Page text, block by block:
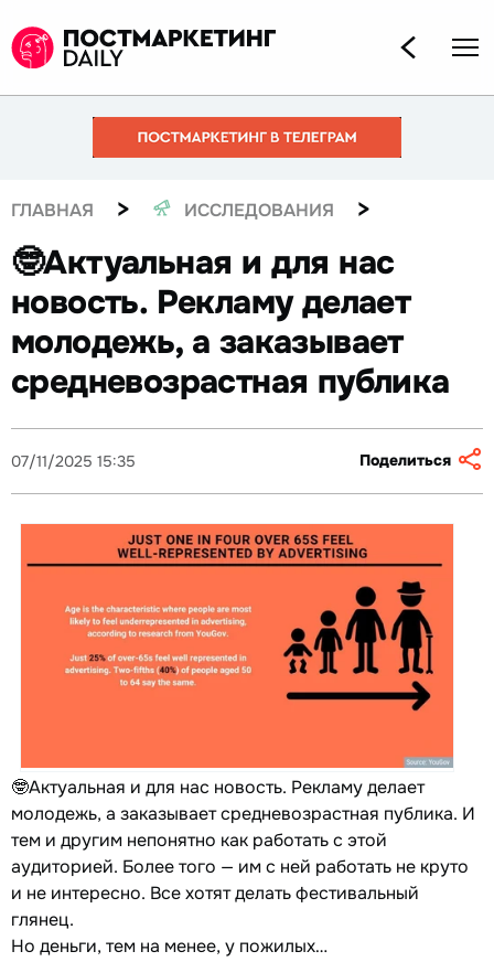
ГЛАВНАЯ > ИССЛЕДОВАНИЯ >
🤓Актуальная и для нас
новость. Рекламу делает
молодежь, а заказывает
средневозрастная публика
07/11/2025 15:35 Поделиться
🤓Актуальная и для нас новость. Рекламу делает
молодежь, а заказывает средневозрастная публика. И
тем и другим непонятно как работать с этой
аудиторией. Более того — им с ней работать не круто
и не интересно. Все хотят делать фестивальный
глянец.
Но деньги, тем на менее, у пожилых…